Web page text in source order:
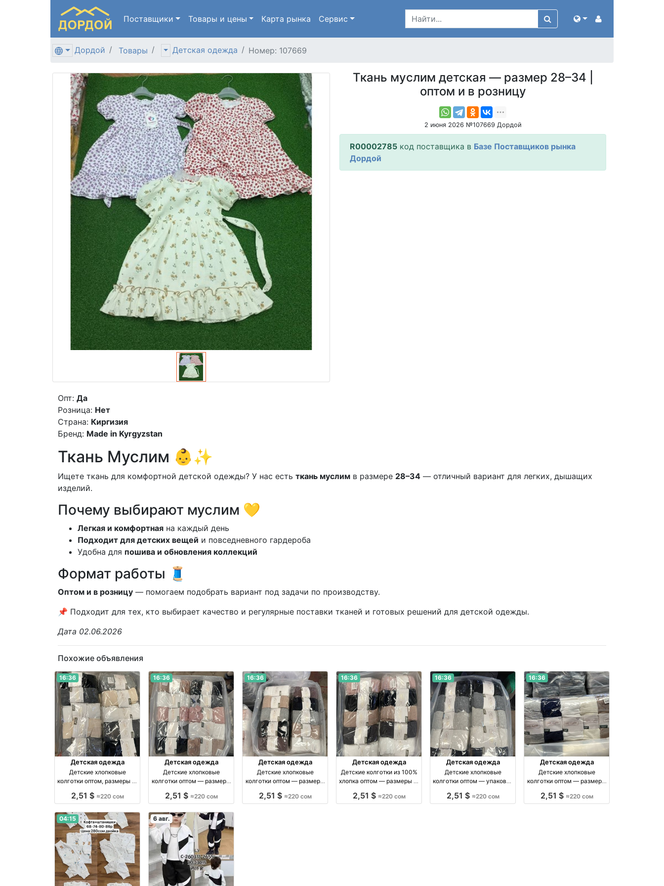
Поставщики Товары и цены Карта рынка Сервис
Дордой Товары Детская одежда Номер: 107669
Ткань муслим детская — размер 28–34 |
оптом и в розницу
2 июня 2026 №107669 Дордой
R00002785 код поставщика в Базе Поставщиков рынка
Дордой
Опт: Да
Розница: Нет
Страна: Киргизия
Бренд: Made in Kyrgyzstan
Ткань Муслим 👶✨
Ищете ткань для комфортной детской одежды? У нас есть ткань муслим в размере 28–34 — отличный вариант для легких, дышащих
изделий.
Почему выбирают муслим 💛
Легкая и комфортная на каждый день
Подходит для детских вещей и повседневного гардероба
Удобна для пошива и обновления коллекций
Формат работы 🧵
Оптом и в розницу — помогаем подобрать вариант под задачи по производству.
📌 Подходит для тех, кто выбирает качество и регулярные поставки тканей и готовых решений для детской одежды.
Дата 02.06.2026
Похожие объявления
16:36
Детская одежда
Детские хлопковые
колготки оптом, размеры 1–
оптом производство
2,51 $ ≈220 сом
16:36
Детская одежда
Детские хлопковые
колготки оптом — размеры
оптом
2,51 $ ≈220 сом
16:36
Детская одежда
Детские хлопковые
колготки оптом — размеры
оптом производство
2,51 $ ≈220 сом
16:36
Детская одежда
Детские колготки из 100%
хлопка оптом — размеры 1–
Киргизия
2,51 $ ≈220 сом
16:36
Детская одежда
Детские хлопковые
колготки оптом — упаковка
производство Киргизия
2,51 $ ≈220 сом
16:36
Детская одежда
Детские хлопковые
колготки оптом — размеры
оптом производство
2,51 $ ≈220 сом
04:15 6 авг.